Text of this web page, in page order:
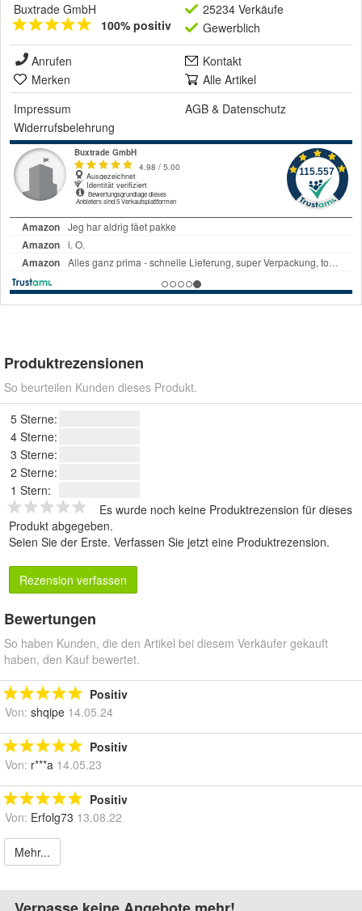
Buxtrade GmbH
100% positiv
25234 Verkäufe
Gewerblich
Anrufen
Kontakt
Merken
Alle Artikel
Impressum
AGB & Datenschutz
Widerrufsbelehrung
Produktrezensionen
So beurteilen Kunden dieses Produkt.
5 Sterne:
4 Sterne:
3 Sterne:
2 Sterne:
1 Stern:
Es wurde noch keine Produktrezension für dieses
Produkt abgegeben.
Seien Sie der Erste. Verfassen Sie jetzt eine Produktrezension.
Rezension verfassen
Bewertungen
So haben Kunden, die den Artikel bei diesem Verkäufer gekauft
haben, den Kauf bewertet.
Positiv
Von: shqipe 14.05.24
Positiv
Von: r***a 14.05.23
Positiv
Von: Erfolg73 13.08.22
Mehr...